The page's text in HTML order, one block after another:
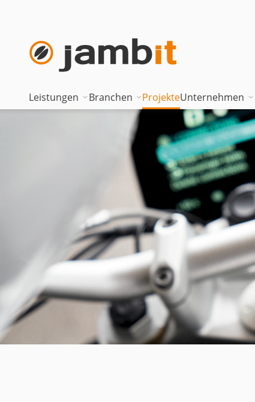
Leistungen
AI Transformation Consulting
Digital Platforms & Cloud
AI Assisted Development
Security & Compliance
Technisches Portfolio
Branchen
Automotive
Banken & Versicherungen
Energie
Gesundheitswesen
Industrie
Logistik
Medien
ProjekteUnternehmen
Where
Standorte
Code of